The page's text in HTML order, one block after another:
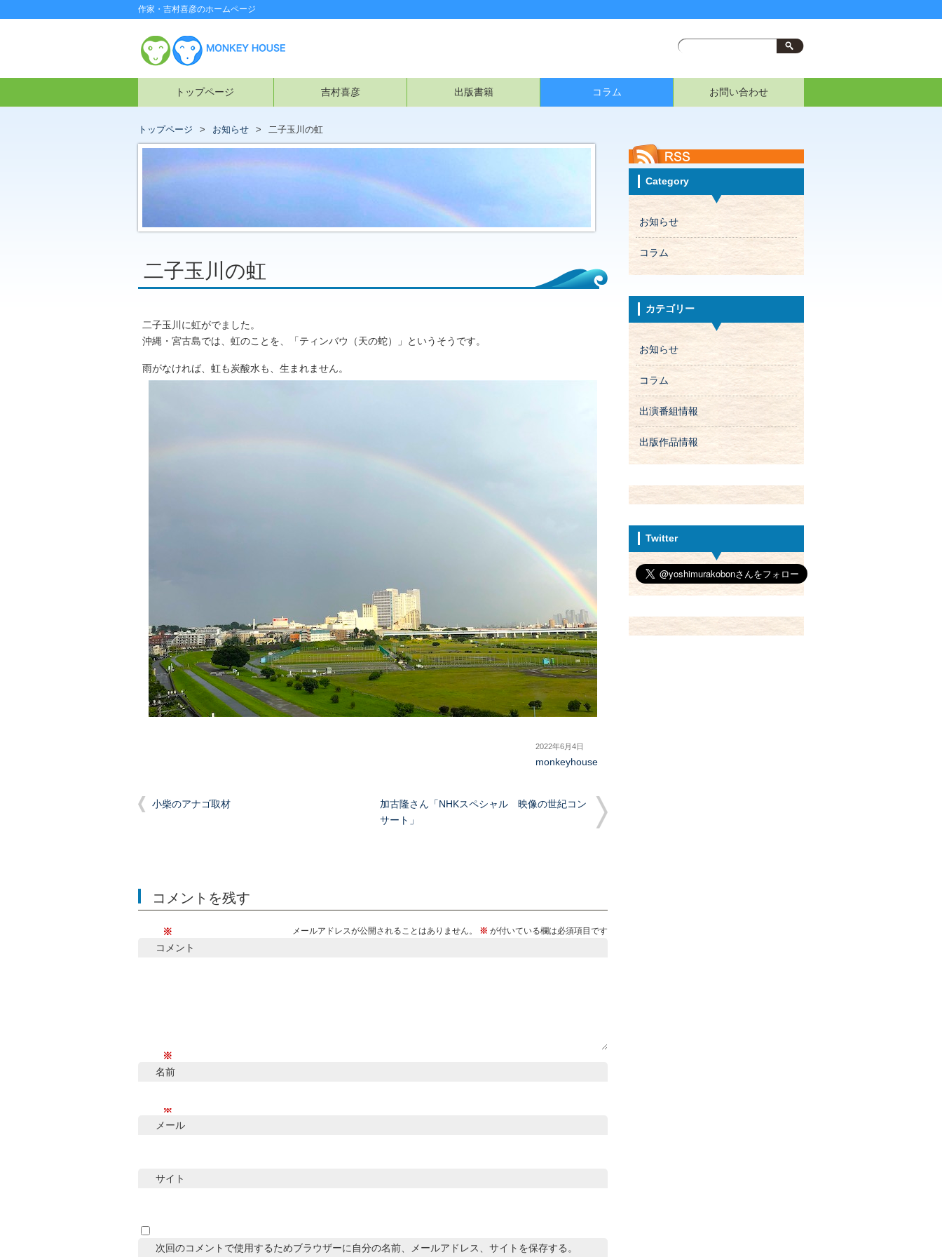
作家・吉村喜彦のホームページ
トップページ 吉村喜彦 出版書籍 コラム お問い合わせ
トップページ お知らせ 二子玉川の虹
二子玉川の虹
二子玉川に虹がでました。
沖縄・宮古島では、虹のことを、「ティンバウ（天の蛇）」というそうです。
雨がなければ、虹も炭酸水も、生まれません。
2022年6月4日
monkeyhouse
小柴のアナゴ取材
加古隆さん「NHKスペシャル 映像の世紀コン
サート」
コメントを残す
メールアドレスが公開されることはありません。 ※ が付いている欄は必須項目です
コメント
※
名前
※
メール
※
サイト
次回のコメントで使用するためブラウザーに自分の名前、メールアドレス、サイトを保存する。
Category
お知らせ
コラム
カテゴリー
お知らせ
コラム
出演番組情報
出版作品情報
Twitter